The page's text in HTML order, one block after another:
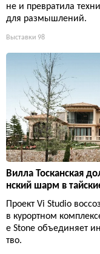
не и превратила
для размышлений.
Выставки 98
Вилла Тосканская
нский шарм в
Проект Vi Studio
в курортном
e Stone объединяет
тво.